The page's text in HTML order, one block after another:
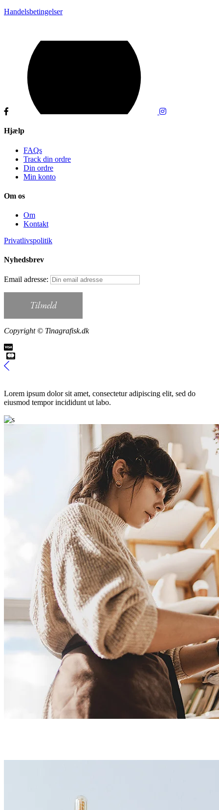
Handelsbetingelser
Hjælp
FAQs
Track din ordre
Din ordre
Min konto
Om os
Om
Kontakt
Privatlivspolitik
Nyhedsbrev
Email adresse:
Copyright © Tinagrafisk.dk
Lorem ipsum dolor sit amet, consectetur adipiscing elit, sed do
eiusmod tempor incididunt ut labo.